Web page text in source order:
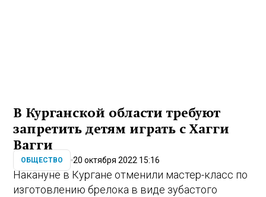
В Курганской области требуют
запретить детям играть с Хагги
Вагги
ОБЩЕСТВО 20 октября 2022 15:16
Накануне в Кургане отменили мастер-класс по
изготовлению брелока в виде зубастого